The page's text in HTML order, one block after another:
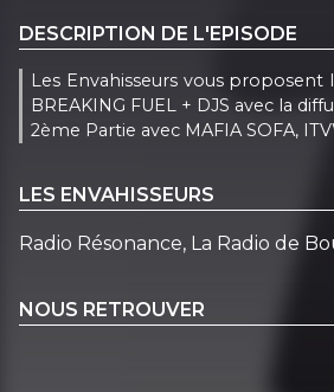
DESCRIPTION DE L'EPISODE
Les Envahisseurs vous proposent
BREAKING FUEL + DJS avec la
2ème Partie avec MAFIA SOFA,
LES ENVAHISSEURS
Radio Résonance, La Radio de
NOUS RETROUVER